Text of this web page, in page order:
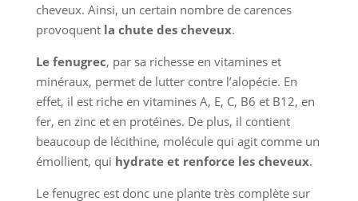
cheveux. Ainsi, un certain nombre de carences
provoquent la chute des cheveux.
Le fenugrec, par sa richesse en vitamines et
minéraux, permet de lutter contre l’alopécie. En
effet, il est riche en vitamines A, E, C, B6 et B12, en
fer, en zinc et en protéines. De plus, il contient
beaucoup de lécithine, molécule qui agit comme un
émollient, qui hydrate et renforce les cheveux.
Le fenugrec est donc une plante très complète sur